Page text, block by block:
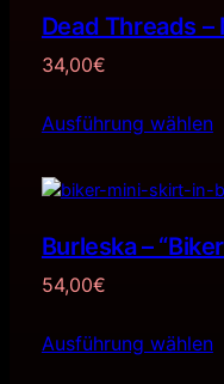
Dead Threads
34,00€
Ausführung wählen
Burleska –
54,00€
Ausführung wählen